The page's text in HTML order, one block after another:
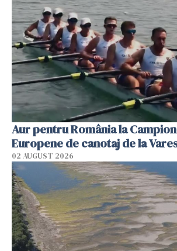
Aur pentru România la
Europene de canotaj de la
02 AUGUST 2026